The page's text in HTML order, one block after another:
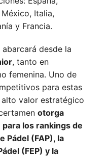
México, Italia,
y Francia.
desde la
, tanto en
femenina. Uno de
para estas
valor estratégico
otorga
los rankings de
Pádel (FAP), la
(FEP) y la